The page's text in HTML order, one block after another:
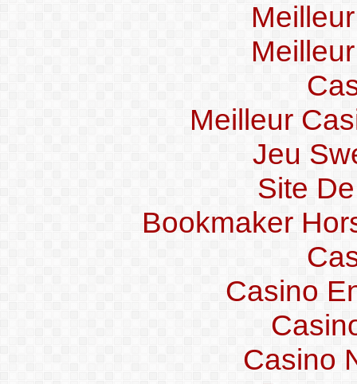
Meilleur
Jeu
Site
Bookmaker
Casino
Casino